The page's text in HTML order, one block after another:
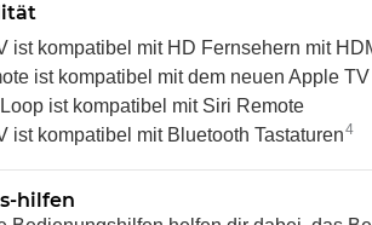
ist kompatibel mit HD Fernsehern mit
ist kompatibel mit dem neuen Apple
ist kompatibel mit Siri Remote
ist kompatibel mit Bluetooth Tastaturen4
hilfen